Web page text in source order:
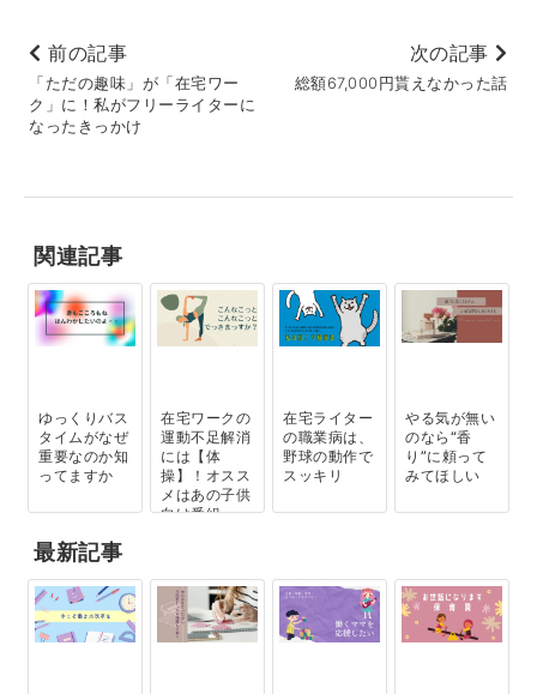
前の記事
「ただの趣味」が「在宅ワー
ク」に！私がフリーライターに
なったきっかけ
次の記事
総額67,000円貰えなかった話
関連記事
ゆっくりバス
タイムがなぜ
重要なのか知
ってますか
在宅ワークの
運動不足解消
には【体
操】！オスス
メはあの子供
向け番組
在宅ライター
の職業病は、
野球の動作で
スッキリ
やる気が無い
のなら“香
り”に頼って
みてほしい
最新記事